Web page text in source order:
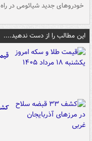
خودروهای جدید شیائومی در راه
این مطالب را از دست ندهید....
کشف ۳۳ قبضه سلاح